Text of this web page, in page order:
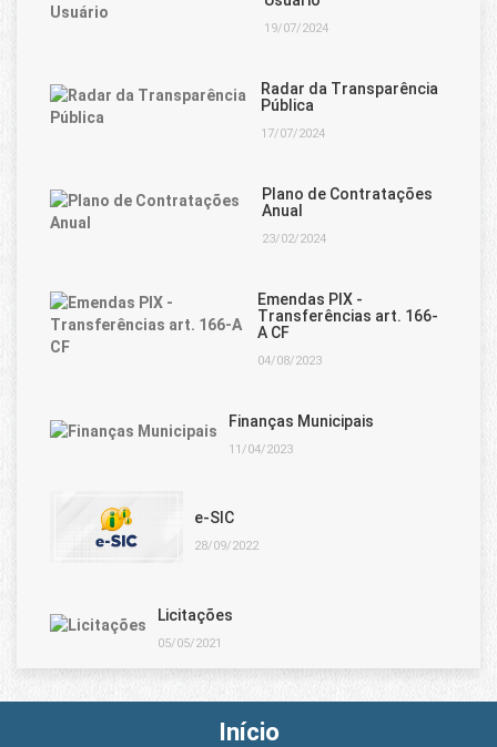
19/07/2024
Radar da Transparência
Pública
17/07/2024
Plano de Contratações
Anual
23/02/2024
Emendas PIX -
Transferências art. 166-
A CF
04/08/2023
Finanças Municipais
11/04/2023
e-SIC
28/09/2022
Licitações
05/05/2021
Início